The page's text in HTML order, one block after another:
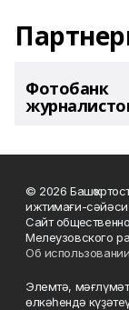
Фотобанк
© 2026
ижтимағи-сәйәси
Сайт
Мелеузовского
Об
Элемтә,
өлкәһендә